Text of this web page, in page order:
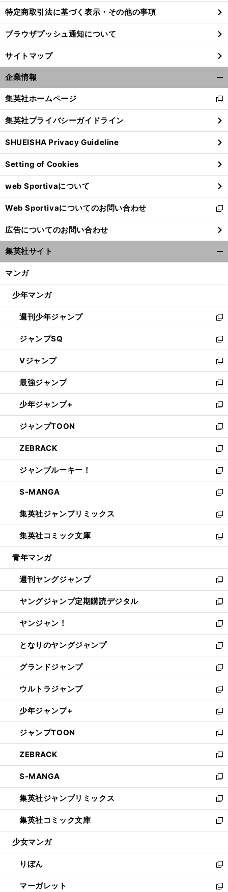
。
チ
」
特定商取引法に基づく表示・その他の事項
ブラウザプッシュ通知について
サイトマップ
企業情報
閉
る
集英社ホームページ
新
し
い
ウ
ィ
ン
ド
ウ
で
開
く
集英社プライバシーガイドライン
SHUEISHA Privacy Guideline
Setting of Cookies
web Sportivaについて
Web Sportivaについてのお問い合わせ
新
し
い
ウ
ィ
ン
ウ
開
く
広告についてのお問い合わせ
集英社サイト
マンガ
少年マンガ
週刊少年ジャンプ
新
し
い
ウ
ィ
ン
ド
ウ
で
開
く
ジャンプSQ
新
し
い
ウ
ィ
ン
ド
ウ
で
開
く
Vジャンプ
新
し
い
ウ
ィ
ン
ド
ウ
で
開
く
最強ジャンプ
新
し
い
ウ
ィ
ン
ド
ウ
で
開
く
少年ジャンプ+
新
し
い
ウ
ィ
ン
ド
ウ
で
開
く
ジャンプTOON
新
し
い
ウ
ィ
ン
ド
ウ
で
開
く
ZEBRACK
新
し
い
ウ
ィ
ン
ド
ウ
で
開
ジャンプルーキー！
新
し
い
ウ
ィ
ン
ド
ウ
開
く
S-MANGA
新
し
い
ウ
ィ
ン
ウ
で
開
く
集英社ジャンプリミックス
新
し
い
ウ
ン
ド
ウ
で
開
く
集英社コミック文庫
新
し
ウ
ィ
ン
ド
ウ
で
開
く
青年マンガ
週刊ヤングジャンプ
新
し
い
ウ
ィ
ン
ド
ウ
で
開
く
ヤングジャンプ定期購読デジタル
新
し
い
ウ
ィ
ン
ド
ウ
で
開
く
ヤンジャン！
新
し
い
ウ
ィ
ン
ド
ウ
で
開
く
となりのヤングジャンプ
新
し
い
ウ
ィ
ン
ド
ウ
で
開
く
グランドジャンプ
新
し
い
ウ
ィ
ン
ド
ウ
で
開
く
ウルトラジャンプ
新
し
い
ウ
ィ
ン
ド
ウ
で
開
く
少年ジャンプ+
新
し
い
ウ
ィ
ン
ド
ウ
で
開
く
ジャンプTOON
新
し
い
ウ
ィ
ン
ド
ウ
で
開
ZEBRACK
新
し
い
ウ
ィ
ン
ド
ウ
開
く
S-MANGA
新
し
い
ウ
ィ
ン
ウ
で
開
く
集英社ジャンプリミックス
新
し
い
ウ
ン
ド
ウ
で
集英社コミック文庫
新
し
ウ
ィ
ン
ド
少女マンガ
りぼん
新
し
い
マーガレット 新